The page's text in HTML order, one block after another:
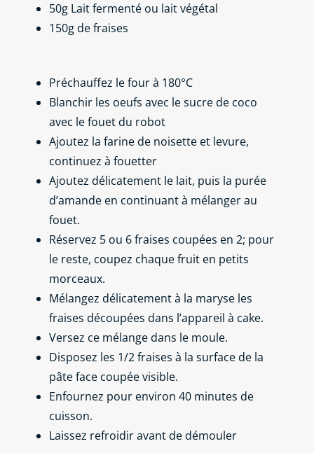
50g Lait fermenté ou lait végétal
150g de fraises
Préchauffez le four à 180°C
Blanchir les oeufs avec le sucre de coco
avec le fouet du robot
Ajoutez la farine de noisette et levure,
continuez à fouetter
Ajoutez délicatement le lait, puis la purée
d’amande en continuant à mélanger au
fouet.
Réservez 5 ou 6 fraises coupées en 2; pour
le reste, coupez chaque fruit en petits
morceaux.
Mélangez délicatement à la maryse les
fraises découpées dans l’appareil à cake.
Versez ce mélange dans le moule.
Disposez les 1/2 fraises à la surface de la
pâte face coupée visible.
Enfournez pour environ 40 minutes de
cuisson.
Laissez refroidir avant de démouler